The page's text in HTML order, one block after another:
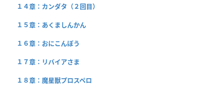
１４章：カンダタ（２回目）
１５章：あくましんかん
１６章：おにこんぼう
１７章：リバイアさま
１８章：魔星獣プロスペロ